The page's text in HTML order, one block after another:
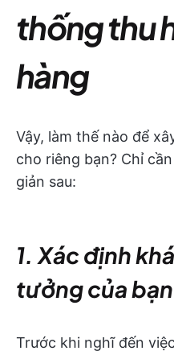
thống thu
hàng
Vậy, làm thế nào để
cho riêng bạn? Chỉ
giản sau:
1. Xác định
tưởng của bạn
Trước khi nghĩ đến